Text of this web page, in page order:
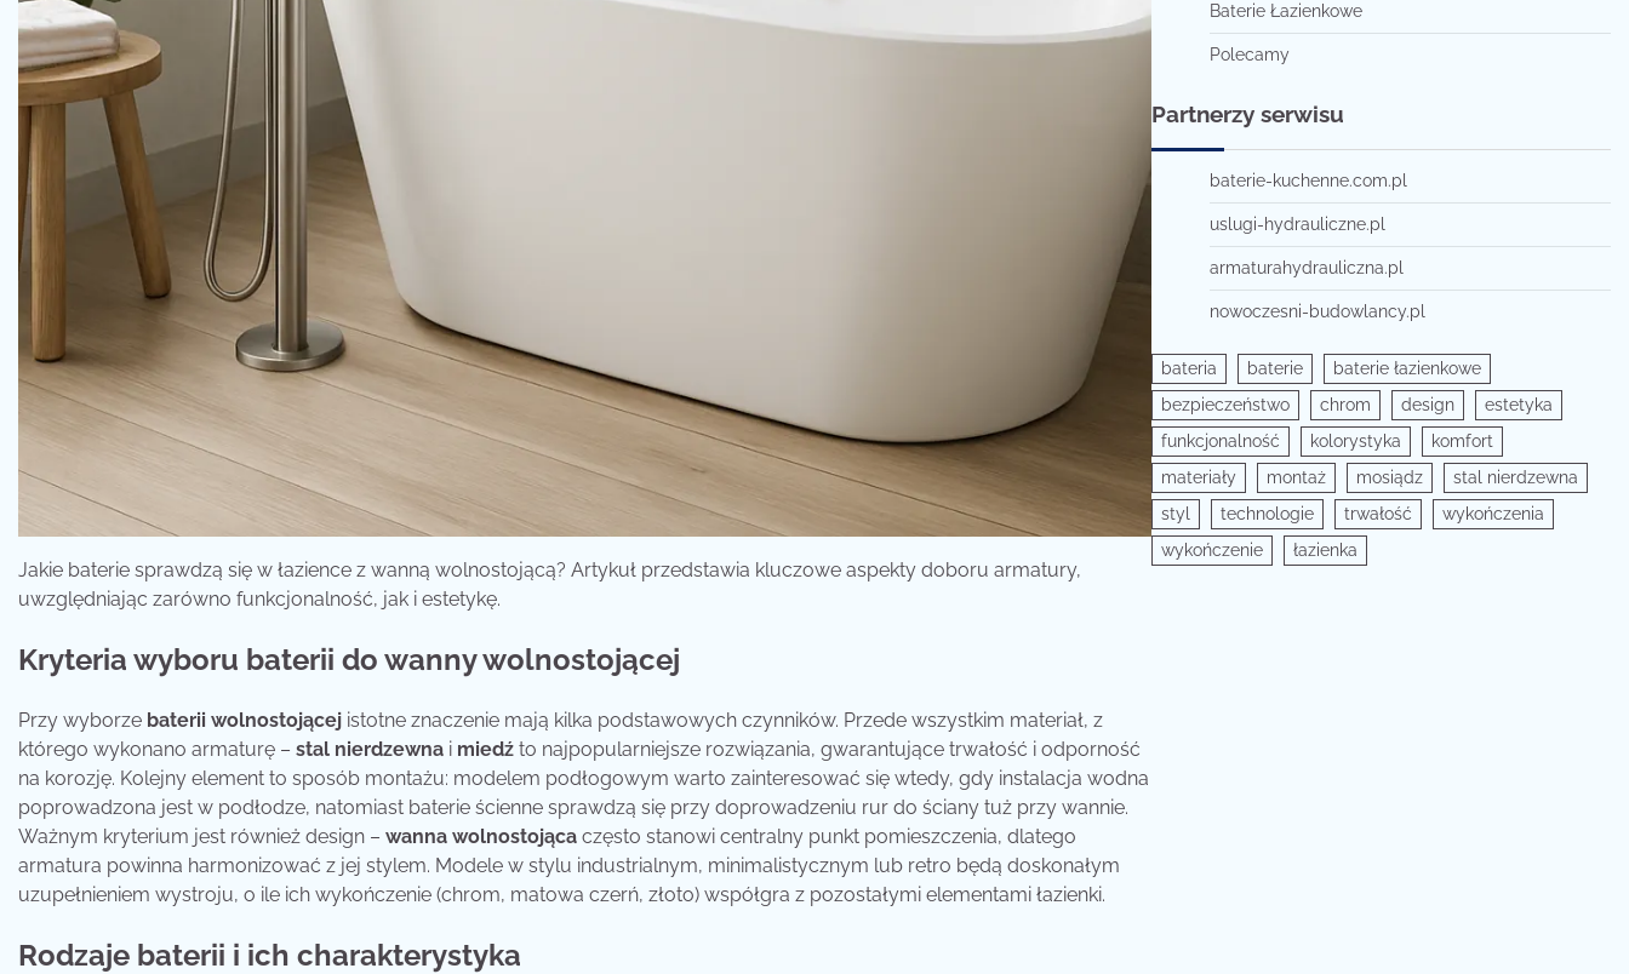
Jakie baterie sprawdzą się w łazience z wanną wolnostojącą? Artykuł przedstawia kluczowe aspekty doboru armatury,
uwzględniając zarówno funkcjonalność, jak i estetykę.
Kryteria wyboru baterii do wanny wolnostojącej
Przy wyborze baterii wolnostojącej istotne znaczenie mają kilka podstawowych czynników. Przede wszystkim materiał, z
którego wykonano armaturę – stal nierdzewna i miedź to najpopularniejsze rozwiązania, gwarantujące trwałość i odporność
na korozję. Kolejny element to sposób montażu: modelem podłogowym warto zainteresować się wtedy, gdy instalacja wodna
poprowadzona jest w podłodze, natomiast baterie ścienne sprawdzą się przy doprowadzeniu rur do ściany tuż przy wannie.
Ważnym kryterium jest również design – wanna wolnostojąca często stanowi centralny punkt pomieszczenia, dlatego
armatura powinna harmonizować z jej stylem. Modele w stylu industrialnym, minimalistycznym lub retro będą doskonałym
uzupełnieniem wystroju, o ile ich wykończenie (chrom, matowa czerń, złoto) współgra z pozostałymi elementami łazienki.
Rodzaje baterii i ich charakterystyka
Baterie Łazienkowe
Polecamy
Partnerzy serwisu
baterie-kuchenne.com.pl
uslugi-hydrauliczne.pl
armaturahydrauliczna.pl
nowoczesni-budowlancy.pl
bateria baterie
baterie łazienkowe
bezpieczeństwo
chrom design
estetyka
funkcjonalność
kolorystyka
komfort
materiały
montaż mosiądz
stal nierdzewna
styl
technologie trwałość
wykończenia
wykończenie
łazienka